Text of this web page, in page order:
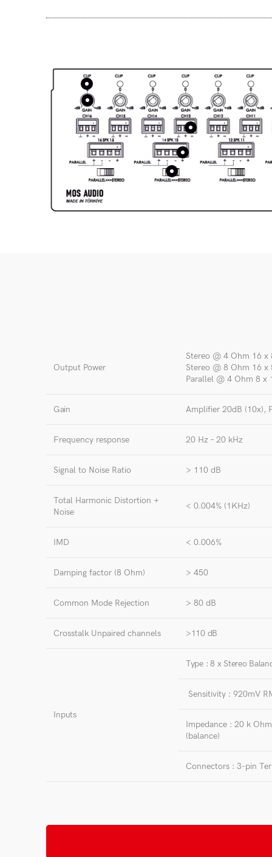
Output Power
Stereo @ 4 Ohm 16 x
Stereo @ 8 Ohm 16 x
Parallel @ 4 Ohm 8 x
Gain Amplifier 20dB (10x),
Frequency response 20 Hz – 20 kHz
Signal to Noise Ratio > 110 dB
Total Harmonic Distortion +
Noise
< 0.004% (1KHz)
IMD < 0.006%
Damping factor (8 Ohm) > 450
Common Mode Rejection > 80 dB
Crosstalk Unpaired channels >110 dB
Inputs
Type : 8 x Stereo
Sensitivity : 920mV
Impedance : 20 k
(balance)
Connectors : 3-pin